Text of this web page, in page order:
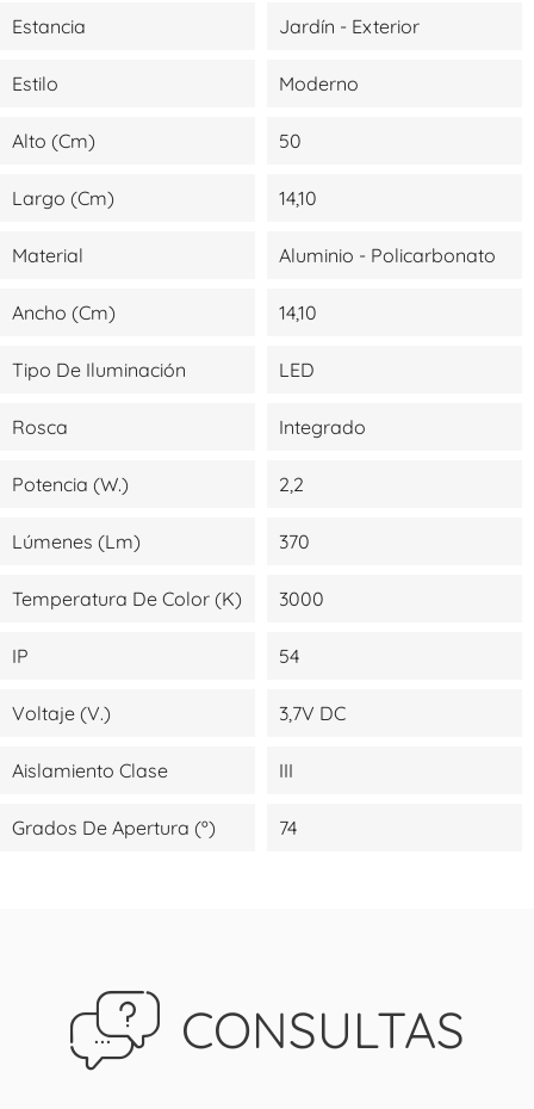
Estancia Jardín - Exterior
Estilo Moderno
Alto (cm) 50
Largo (cm) 14,10
Material Aluminio - Policarbonato
Ancho (cm) 14,10
Tipo De Iluminación LED
Rosca Integrado
Potencia (W.) 2,2
Lúmenes (lm) 370
Temperatura De Color (K) 3000
IP 54
Voltaje (V.) 3,7V DC
Aislamiento Clase III
Grados De Apertura (º) 74
CONSULTAS